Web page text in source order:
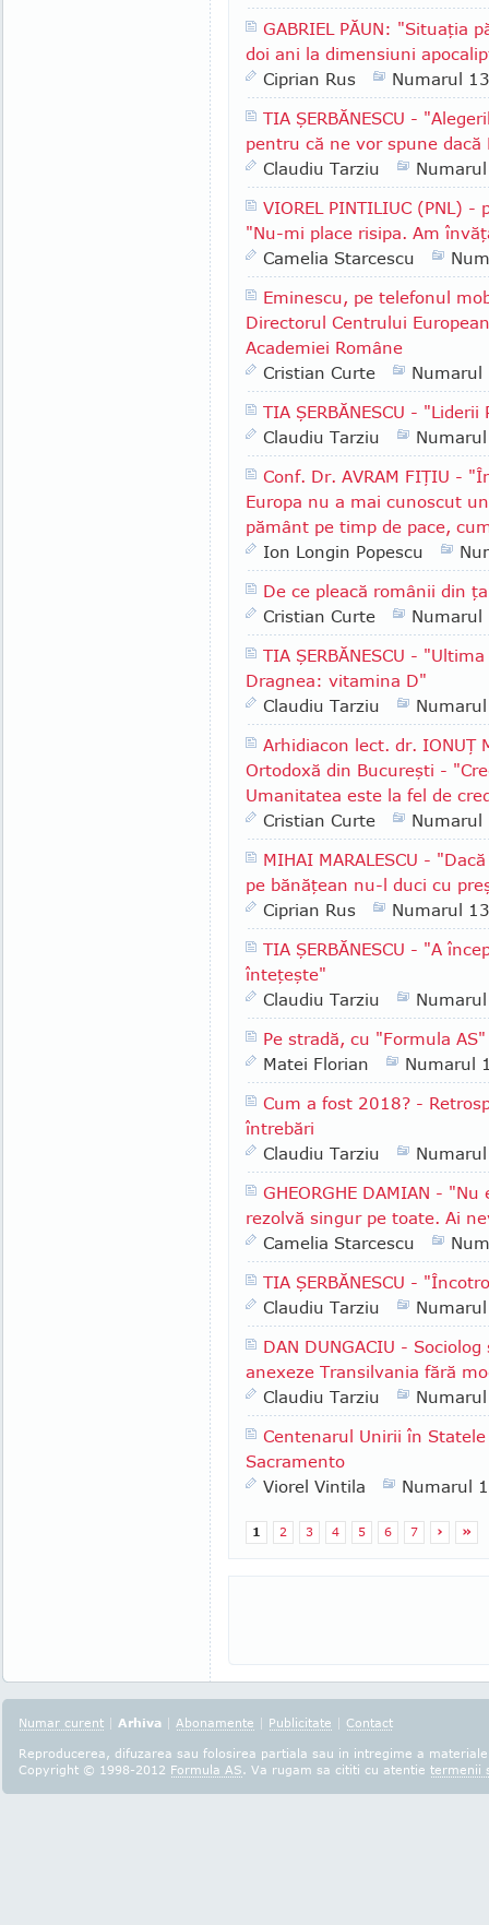
GABRIEL PĂUN: "Situaţia
doi ani la dimensiuni
Ciprian Rus
Numarul
TIA ŞERBĂNESCU -
pentru că ne vor spune
Claudiu Tarziu
VIOREL PINTILIUC (PNL)
"Nu-mi place risipa. Am
Camelia Starcescu
Eminescu, pe telefonul
Directorul Centrului
Academiei Române
Cristian Curte
Numarul
TIA ŞERBĂNESCU -
Claudiu Tarziu
Conf. Dr. AVRAM FIŢIU -
Europa nu a mai cunoscut
pământ pe timp de pace,
Ion Longin Popescu
De ce pleacă românii din
Cristian Curte
Numarul
TIA ŞERBĂNESCU -
Dragnea: vitamina D"
Claudiu Tarziu
Arhidiacon lect. dr. IONUŢ
Ortodoxă din Bucureşti -
Umanitatea este la fel de
Cristian Curte
Numarul
MIHAI MARALESCU -
pe bănăţean nu-l duci cu
Ciprian Rus
Numarul
TIA ŞERBĂNESCU - "A
înteţeşte"
Claudiu Tarziu
Pe stradă, cu "Formula
Matei Florian
Numarul
Cum a fost 2018? -
întrebări
Claudiu Tarziu
GHEORGHE DAMIAN -
rezolvă singur pe toate. Ai
Camelia Starcescu
TIA ŞERBĂNESCU -
Claudiu Tarziu
DAN DUNGACIU -
anexeze Transilvania fără
Claudiu Tarziu
Centenarul Unirii în
Sacramento
Viorel Vintila
Numarul
1 2 3 4 5 6 7 › »
Numar curent | Arhiva | Abonamente | Publicitate | Contact
Reproducerea, difuzarea sau folosirea partiala sau in intregime a
Copyright © 1998-2012 Formula AS. Va rugam sa cititi cu atentie termenii